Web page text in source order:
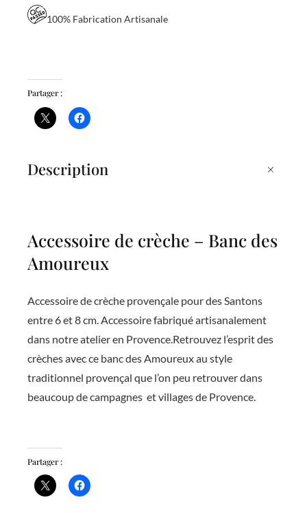
A
u
r
x
100% Fabrication Artisanale
Partager :
Description +
Accessoire de crèche – Banc des
Amoureux
Accessoire de crèche provençale pour des Santons
entre 6 et 8 cm. Accessoire fabriqué artisanalement
dans notre atelier en Provence.Retrouvez l’esprit des
crèches avec ce banc des Amoureux au style
traditionnel provençal que l’on peu retrouver dans
beaucoup de campagnes et villages de Provence.
Partager :